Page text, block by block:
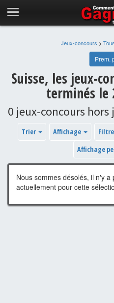
Jeux-concours >
Prem.
Suisse, les jeux-
terminés le
0 jeux-concours hors
Trier Affichage
Affichage
Nous sommes désolés, il n'y
actuellement pour cette